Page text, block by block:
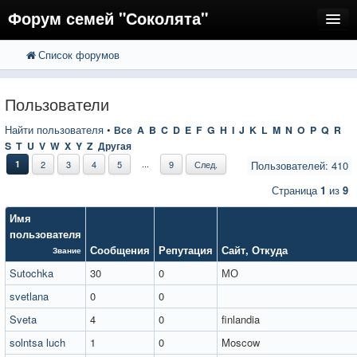
Форум семей "Соколята"
FAQ
Вход
Список форумов
Пользователи
Найти пользователя • Все A B C D E F G H I J K L M N O P Q R
S T U V W X Y Z Другая
Пользователей: 410
1 2 3 4 5 ... 9 След.
Страница1 из 9
Имя
пользователя
Звание Сообщения Репутация Сайт, Откуда
Sutochka
30 0
МО
svetlana
0
0
Sveta
4 0
finlandia
solntsa luch
1 0
Moscow